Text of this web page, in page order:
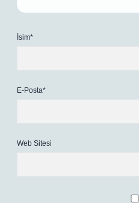
İsim*
E-Posta*
Web Sitesi